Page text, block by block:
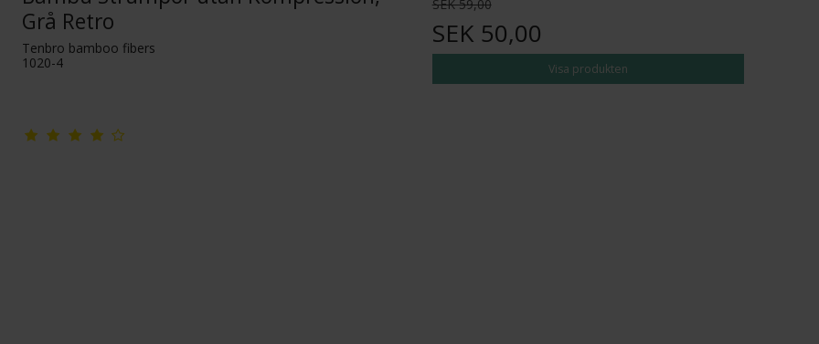
Grå Retro
Tenbro bamboo fibers
1020-4
SEK 59,00
SEK 50,00
Visa produkten